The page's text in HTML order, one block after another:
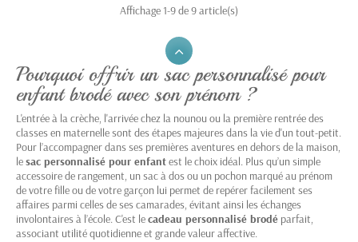
Affichage 1-9 de 9 article(s)
Pourquoi offrir un sac personnalisé pour
enfant brodé avec son prénom ?
L'entrée à la crèche, l'arrivée chez la nounou ou la première rentrée des
classes en maternelle sont des étapes majeures dans la vie d'un tout-petit.
Pour l’accompagner dans ses premières aventures en dehors de la maison,
lesac personnalisé pour enfantest le choix idéal. Plus qu’un simple
accessoire de rangement, un sac à dos ou un pochon marqué au prénom
de votre fille ou de votre garçon lui permet de repérer facilement ses
affaires parmi celles de ses camarades, évitant ainsi les échanges
involontaires à l’école. C'est lecadeau personnalisé brodé parfait,
associant utilité quotidienne et grande valeur affective.